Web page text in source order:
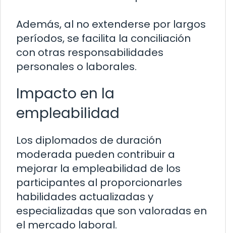
Además, al no extenderse por largos
períodos, se facilita la conciliación
con otras responsabilidades
personales o laborales.
Impacto en la
empleabilidad
Los diplomados de duración
moderada pueden contribuir a
mejorar la empleabilidad de los
participantes al proporcionarles
habilidades actualizadas y
especializadas que son valoradas en
el mercado laboral.